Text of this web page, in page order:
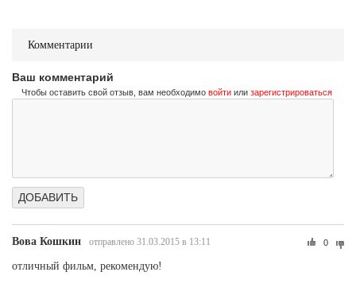
Комментарии
Ваш комментарий
Чтобы оставить свой отзыв, вам необходимо войти или зарегистрироваться
Вова Кошкин отправлено 31.03.2015 в 13:11 0
отличный фильм, рекомендую!